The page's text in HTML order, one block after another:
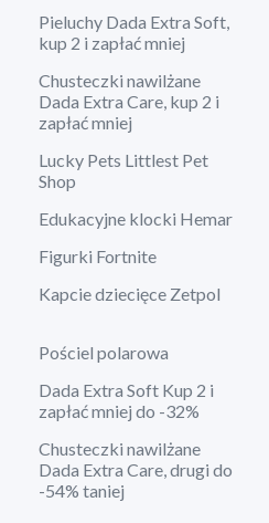
Pieluchy Dada Extra Soft,
kup 2 i zapłać mniej
Chusteczki nawilżane
Dada Extra Care, kup 2 i
zapłać mniej
Lucky Pets Littlest Pet
Shop
Edukacyjne klocki Hemar
Figurki Fortnite
Kapcie dziecięce Zetpol
Pościel polarowa
Dada Extra Soft Kup 2 i
zapłać mniej do -32%
Chusteczki nawilżane
Dada Extra Care, drugi do
-54% taniej